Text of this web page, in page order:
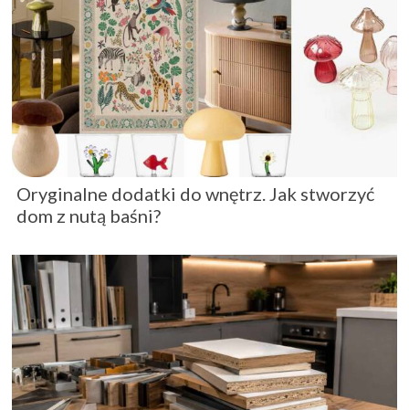
Oryginalne dodatki do wnętrz. Jak stworzyć
dom z nutą baśni?